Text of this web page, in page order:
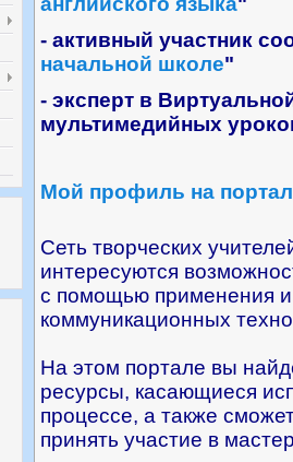
- активный участник
начальной школе"
- эксперт в
мультимедийных
Мой профиль на
Сеть творческих
интересуются
с помощью применения
коммуникационных
На этом портале вы
ресурсы, касающиеся
процессе, а также
принять участие в